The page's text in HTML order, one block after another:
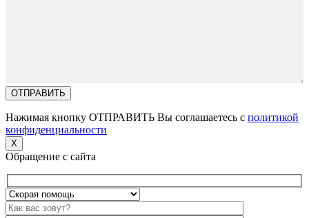
Нажимая кнопку ОТПРАВИТЬ Вы соглашаетесь с политикой
конфиденциальности
X
Обращение с сайта